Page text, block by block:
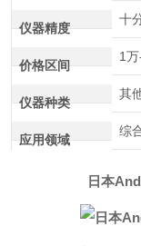
仪器精度
十
价格区间
1
仪器种类
其
应用领域
综
日本